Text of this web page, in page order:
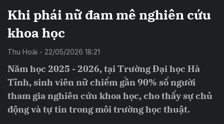
Khi phái nữ đam mê nghiên cứu
khoa học
Thu Hoài - 22/05/2026 18:21
Năm học 2025 - 2026, tại Trường Đại học Hà
Tĩnh, sinh viên nữ chiếm gần 90% số người
tham gia nghiên cứu khoa học, cho thấy sự chủ
động và tự tin trong môi trường học thuật.